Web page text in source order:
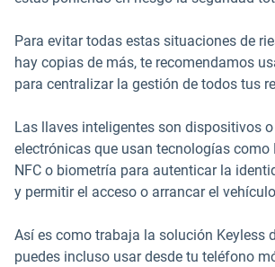
Para evitar todas estas situaciones de
hay copias de más, te recomendamos
para centralizar la gestión de todos tus
Las llaves inteligentes son dispositivos
electrónicas que usan tecnologías como
NFC o biometría para autenticar la
y permitir el acceso o arrancar el
Así es como trabaja la solución Keyless
puedes incluso usar desde tu teléfono